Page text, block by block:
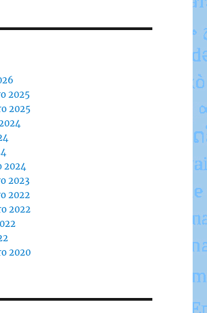
2025
2025
2024
2023
2022
2022
2020